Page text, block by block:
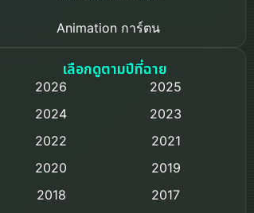
Animation การ์ตูน
Based on a True Story เรื่องจริง
Biography ชีวิตจริง
Black Comedy
เลือกดูตามปีที่ฉาย
2026
2025
2024
2023
2022
2021
2020
2019
2018
2017